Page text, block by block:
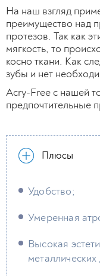
На наш взгляд
преимущество над
протезов. Так как
мягкость, то
косно ткани. Как
зубы и нет
Acry-Free c нашей
предпочтительные
Плюсы
Удобство;
Умеренная
Высокая
металлических